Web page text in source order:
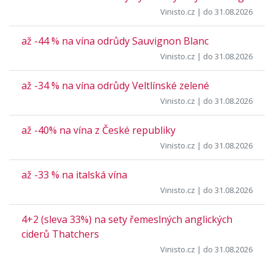
Vinisto.cz | do 31.08.2026
až -44 % na vína odrůdy Sauvignon Blanc
Vinisto.cz | do 31.08.2026
až -34 % na vína odrůdy Veltlínské zelené
Vinisto.cz | do 31.08.2026
až -40% na vína z České republiky
Vinisto.cz | do 31.08.2026
až -33 % na italská vína
Vinisto.cz | do 31.08.2026
4+2 (sleva 33%) na sety řemeslných anglických
ciderů Thatchers
Vinisto.cz | do 31.08.2026